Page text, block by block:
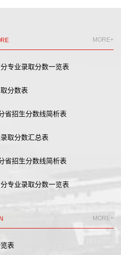
MORE+
专业录取分数一览表
分数表
省招生分数线简析表
取分数汇总表
省招生分数线简析表
专业录取分数一览表
MORE+
表